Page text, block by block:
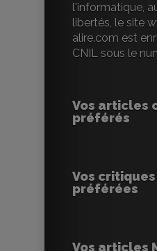
l'informatique,
libertés, le site
alire.com est
CNIL sous le
Vos articles
préférés
Vos critiques
préférées
Vos articles